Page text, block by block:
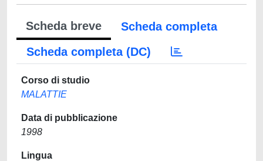
Scheda breve
Scheda completa
Scheda completa (DC)
Corso di studio
MALATTIE
Data di pubblicazione
1998
Lingua